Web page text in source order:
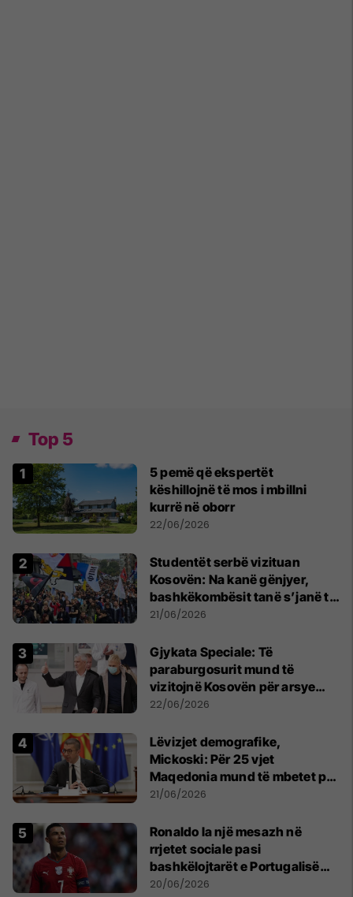
Top 5
5 pemë që ekspertët
këshillojnë të mos i mbillni
kurrë në oborr
22/06/2026
Studentët serbë vizituan
Kosovën: Na kanë gënjyer,
bashkëkombësit tanë s’janë të
shtypur
21/06/2026
​Gjykata Speciale: Të
paraburgosurit mund të
vizitojnë Kosovën për arsye
humanitare
22/06/2026
Lëvizjet demografike,
Mickoski: Për 25 vjet
Maqedonia mund të mbetet pa
150 mijë deri në 250 mijë
21/06/2026
Ronaldo la një mesazh në
rrjetet sociale pasi
bashkëlojtarët e Portugalisë
filluan ta bojkotonin
20/06/2026